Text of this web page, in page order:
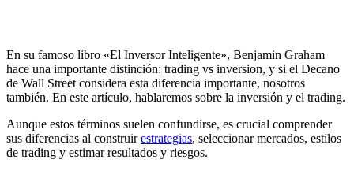
En su famoso libro «El Inversor Inteligente», Benjamin Graham
hace una importante distinción: trading vs inversion, y si el Decano
de Wall Street considera esta diferencia importante, nosotros
también. En este artículo, hablaremos sobre la inversión y el trading.
Aunque estos términos suelen confundirse, es crucial comprender
sus diferencias al construirestrategias, seleccionar mercados, estilos
de trading y estimar resultados y riesgos.